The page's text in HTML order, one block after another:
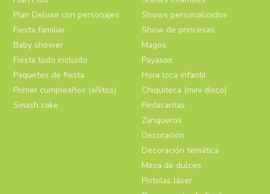
Plan Deluxe con personajes
Fiesta familiar
Baby shower
Fiesta todo incluido
Paquetes de fiesta
Primer cumpleaños (añitos)
Smash cake
Shows personalizados
Show de princesas
Magos
Payasos
Hora loca infantil
Chiquiteca (mini disco)
Pintacaritas
Zanqueros
Decoración
Decoración temática
Mesa de dulces
Pistolas láser